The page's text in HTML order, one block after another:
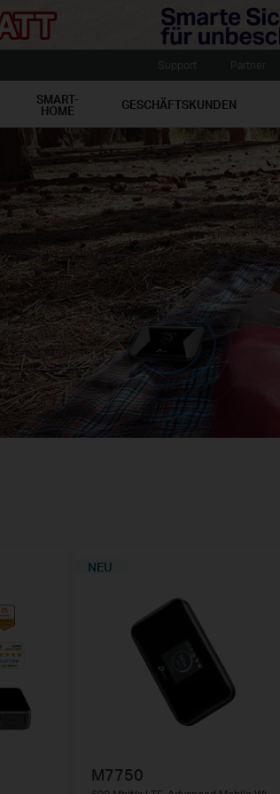
SMART-
HOME GESCHÄFTSKUNDEN
NEU
M7750